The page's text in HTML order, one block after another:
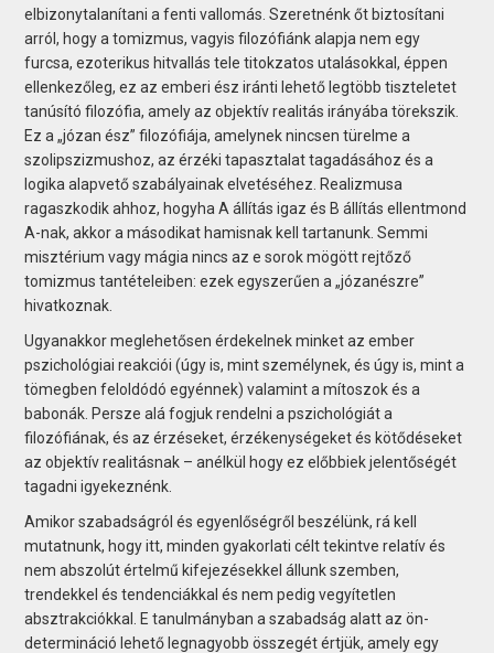
elbizonytalanítani a fenti vallomás. Szeretnénk őt biztosítani
arról, hogy a tomizmus, vagyis filozófiánk alapja nem egy
furcsa, ezoterikus hitvallás tele titokzatos utalásokkal, éppen
ellenkezőleg, ez az emberi ész iránti lehető legtöbb tiszteletet
tanúsító filozófia, amely az objektív realitás irányába törekszik.
Ez a „józan ész” filozófiája, amelynek nincsen türelme a
szolipszizmushoz, az érzéki tapasztalat tagadásához és a
logika alapvető szabályainak elvetéséhez. Realizmusa
ragaszkodik ahhoz, hogyha A állítás igaz és B állítás ellentmond
A-nak, akkor a másodikat hamisnak kell tartanunk. Semmi
misztérium vagy mágia nincs az e sorok mögött rejtőző
tomizmus tantételeiben: ezek egyszerűen a „józanészre”
hivatkoznak.
Ugyanakkor meglehetősen érdekelnek minket az ember
pszichológiai reakciói (úgy is, mint személynek, és úgy is, mint a
tömegben feloldódó egyénnek) valamint a mítoszok és a
babonák. Persze alá fogjuk rendelni a pszichológiát a
filozófiának, és az érzéseket, érzékenységeket és kötődéseket
az objektív realitásnak – anélkül hogy ez előbbiek jelentőségét
tagadni igyekeznénk.
Amikor szabadságról és egyenlőségről beszélünk, rá kell
mutatnunk, hogy itt, minden gyakorlati célt tekintve relatív és
nem abszolút értelmű kifejezésekkel állunk szemben,
trendekkel és tendenciákkal és nem pedig vegyítetlen
absztrakciókkal. E tanulmányban a szabadság alatt az ön-
determináció lehető legnagyobb összegét értjük, amely egy